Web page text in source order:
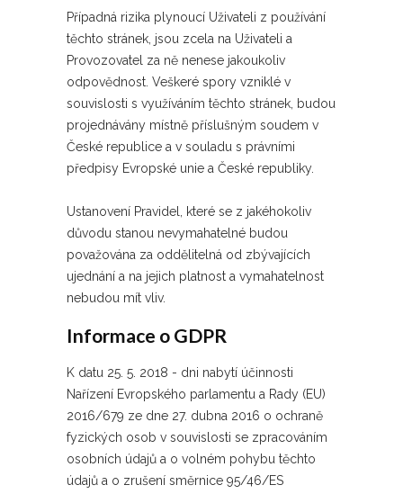
Případná rizika plynoucí Uživateli z používání
těchto stránek, jsou zcela na Uživateli a
Provozovatel za ně nenese jakoukoliv
odpovědnost. Veškeré spory vzniklé v
souvislosti s využíváním těchto stránek, budou
projednávány místně příslušným soudem v
České republice a v souladu s právními
předpisy Evropské unie a České republiky.
Ustanovení Pravidel, které se z jakéhokoliv
důvodu stanou nevymahatelné budou
považována za oddělitelná od zbývajících
ujednání a na jejich platnost a vymahatelnost
nebudou mít vliv.
Informace o GDPR
K datu 25. 5. 2018 - dni nabytí účinnosti
Nařízení Evropského parlamentu a Rady (EU)
2016/679 ze dne 27. dubna 2016 o ochraně
fyzických osob v souvislosti se zpracováním
osobních údajů a o volném pohybu těchto
údajů a o zrušení směrnice 95/46/ES